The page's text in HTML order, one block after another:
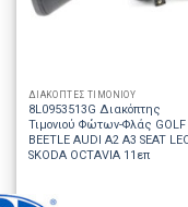
ΔΙΑΚΟΠΤΕΣ ΤΙΜΟΝΙΟΥ
8L0953513G Διακόπτης
Τιμονιού Φώτων-Φλάς GOLF
BEETLE AUDI A2 A3 SEAT
SKODA OCTAVIA 11επ